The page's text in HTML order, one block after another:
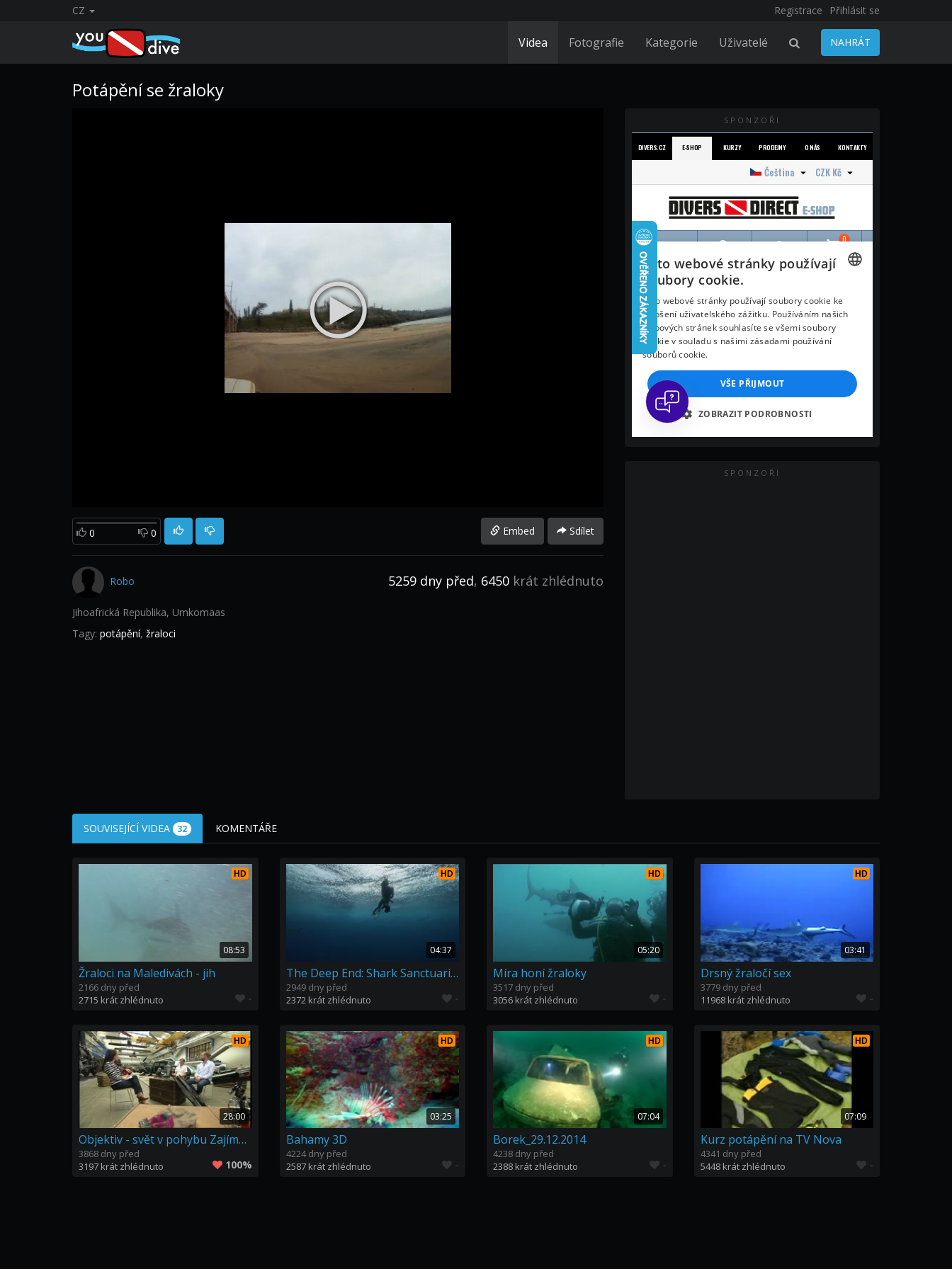
CZ Registrace Přihlásit se
Videa Fotografie Kategorie Uživatelé NAHRÁT
Potápění se žraloky
0 0 Sdílet
Embed
Robo 5259 dny před, 6450 krát zhlédnuto
Jihoafrická Republika, Umkomaas
Tagy: potápění, žraloci
SPONZOŘI
SPONZOŘI
SOUVISEJÍCÍ VIDEA 32 KOMENTÁŘE
HD
08:53
Žraloci na Maledivách - jih
2166 dny před
2715 krát zhlédnuto
-
HD
04:37
The Deep End: Shark Sanctuaries: The Ocean's Future: Episode 10
2949 dny před
2372 krát zhlédnuto
-
HD
05:20
Míra honí žraloky
3517 dny před
3056 krát zhlédnuto
-
HD
03:41
Drsný žraločí sex
3779 dny před
11968 krát zhlédnuto
-
HD
28:00
Objektiv - svět v pohybu Zajímavé destinace
3868 dny před
3197 krát zhlédnuto
100%
HD
03:25
Bahamy 3D
4224 dny před
2587 krát zhlédnuto
-
HD
07:04
Borek_29.12.2014
4238 dny před
2388 krát zhlédnuto
-
HD
07:09
Kurz potápění na TV Nova
4341 dny před
5448 krát zhlédnuto
-